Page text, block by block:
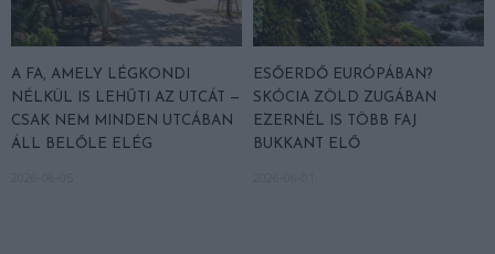
A FA, AMELY LÉGKONDI
NÉLKÜL IS LEHŰTI AZ UTCÁT —
CSAK NEM MINDEN UTCÁBAN
ÁLL BELŐLE ELÉG
ESŐERDŐ EURÓPÁBAN?
SKÓCIA ZÖLD ZUGÁBAN
EZERNÉL IS TÖBB FAJ
BUKKANT ELŐ